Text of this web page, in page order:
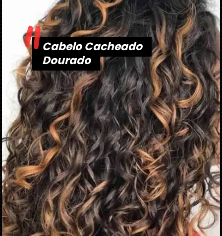
Opening
Cabelo Cacheado
Dourado
Cabelo Cacheado
Dourado
"